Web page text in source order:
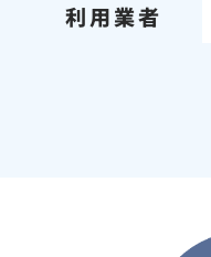
利用業者